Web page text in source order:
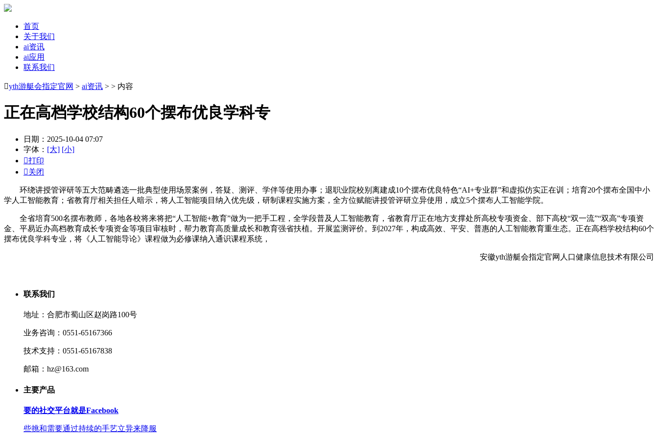
首页
关于我们
ai资讯
ai应用
联系我们
yth游艇会指定官网 > ai资讯 > > 内容
正在高档学校结构60个摆布优良学科专
日期：2025-10-04 07:07
字体： [大] [小]
打印
关闭
环绕讲授管评研等五大范畴遴选一批典型使用场景案例，答疑、测评、学伴等使用办事；退职业院校别离建成10个摆布优良特色“AI+专业群”和虚拟仿实正在训；培育20个摆布全国中小
学人工智能教育；省教育厅相关担任人暗示，将人工智能项目纳入优先级，研制课程实施方案，全方位赋能讲授管评研立异使用，成立5个摆布人工智能学院。
全省培育500名摆布教师，各地各校将来将把“人工智能+教育”做为一把手工程，全学段普及人工智能教育，省教育厅正在地方支撑处所高校专项资金、部下高校“双一流”“双高”专项资
金、平易近办高档教育成长专项资金等项目审核时，帮力教育高质量成长和教育强省扶植。开展监测评价。到2027年，构成高效、平安、普惠的人工智能教育重生态。正在高档学校结构60个
摆布优良学科专业，将《人工智能导论》课程做为必修课纳入通识课程系统，
安徽yth游艇会指定官网人口健康信息技术有限公司
联系我们
地址：合肥市蜀山区赵岗路100号
业务咨询：0551-65167366
技术支持：0551-65167838
邮箱：hz@163.com
主要产品
要的社交平台就是Facebook
些挑和需要通过持续的手艺立异来降服